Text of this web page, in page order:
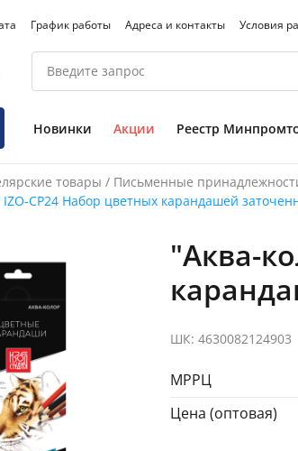
График работы Адреса и контакты Условия
Новинки Акции Реестр
товары / Письменные
CP24 Набор цветных карандашей
Фото товара
"Аква-
ШК: 4630082124903
МРРЦ
Цена (оптовая)